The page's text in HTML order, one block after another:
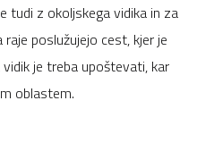
tudi z okoljskega vidika in za
poslužujejo cest, kjer je
je treba upoštevati, kar
oblastem.